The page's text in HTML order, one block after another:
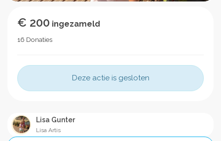
€ 200 ingezameld
16 Donaties
Deze actie is gesloten
Lisa Gunter
Lisa Artis